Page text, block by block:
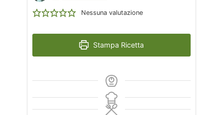
Nessuna valutazione
Stampa Ricetta